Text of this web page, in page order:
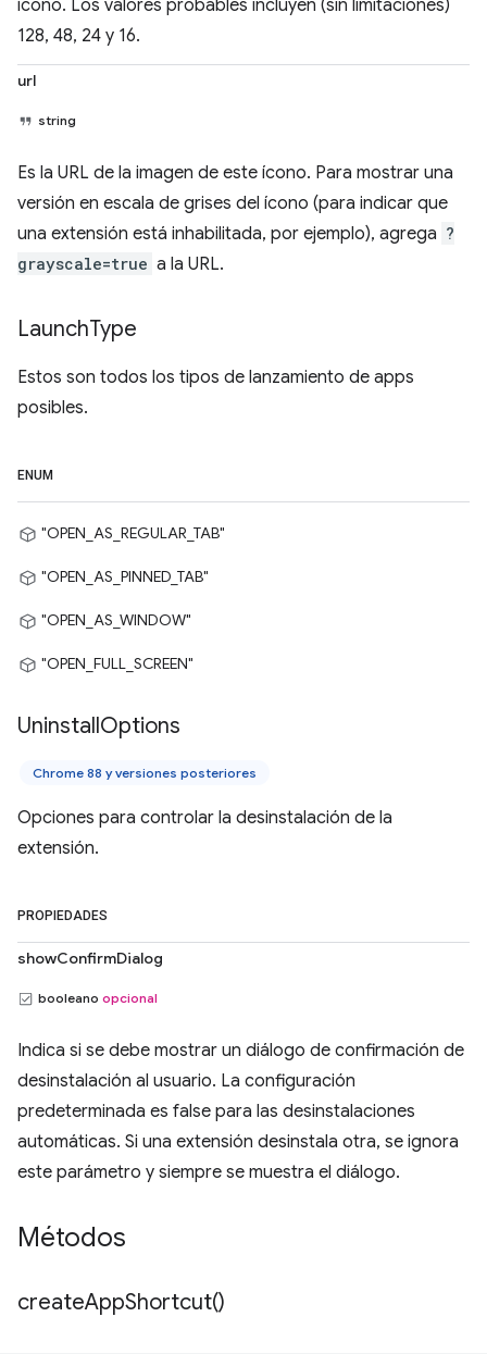
ícono. Los valores probables incluyen (sin limitaciones)
128, 48, 24 y 16.
url
string
Es la URL de la imagen de este ícono. Para mostrar una
versión en escala de grises del ícono (para indicar que
una extensión está inhabilitada, por ejemplo), agrega ?
grayscale=true a la URL.
LaunchType
Estos son todos los tipos de lanzamiento de apps
posibles.
ENUM
"OPEN_AS_REGULAR_TAB"
"OPEN_AS_PINNED_TAB"
"OPEN_AS_WINDOW"
"OPEN_FULL_SCREEN"
UninstallOptions
Chrome 88 y versiones posteriores
Opciones para controlar la desinstalación de la
extensión.
PROPIEDADES
showConfirmDialog
booleano opcional
Indica si se debe mostrar un diálogo de confirmación de
desinstalación al usuario. La configuración
predeterminada es false para las desinstalaciones
automáticas. Si una extensión desinstala otra, se ignora
este parámetro y siempre se muestra el diálogo.
Métodos
createAppShortcut()